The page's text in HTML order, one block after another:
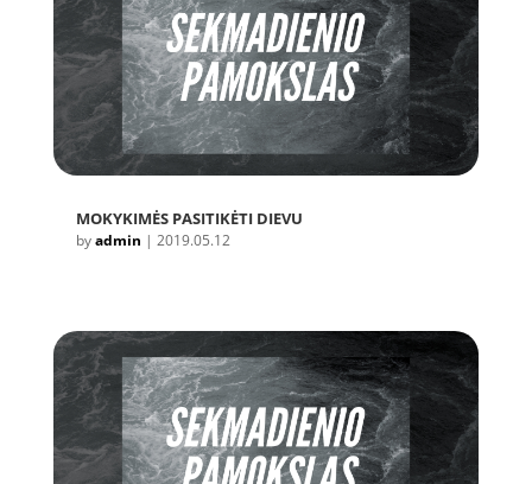
MOKYKIMĖS PASITIKĖTI DIEVU
byadmin | 2019.05.12